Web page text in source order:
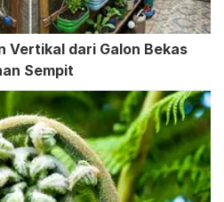
Vertikal dari Galon Bekas
Sempit